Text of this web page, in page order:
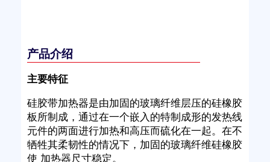
产品介绍
主要特征
硅胶带加热器是由加固的玻璃纤维层压的硅橡胶
板所制成，通过在一个嵌入的特制成形的发热线
元件的两面进行加热和高压而硫化在一起。在不
牺牲其柔韧性的情况下，加固的玻璃纤维硅橡胶
使 加热器尺寸稳定。